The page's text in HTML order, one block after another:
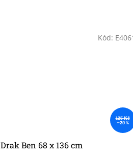
125 Kč
–20 %
Drak Ben 68 x 136 cm
Kód: